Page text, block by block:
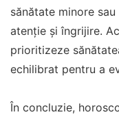
sănătate minore
atenție și îngrijire.
prioritizeze
echilibrat pentru a
În concluzie,